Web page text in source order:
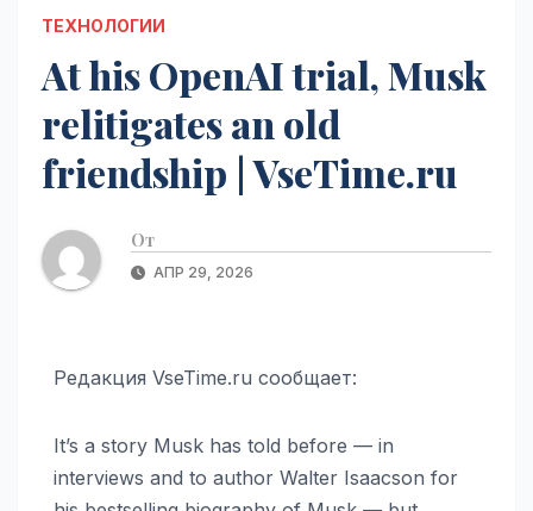
ТЕХНОЛОГИИ
At his OpenAI trial, Musk
relitigates an old
friendship | VseTime.ru
От
АПР 29, 2026
Редакция VseTime.ru сообщает:
It’s a story Musk has told before — in
interviews and to author Walter Isaacson for